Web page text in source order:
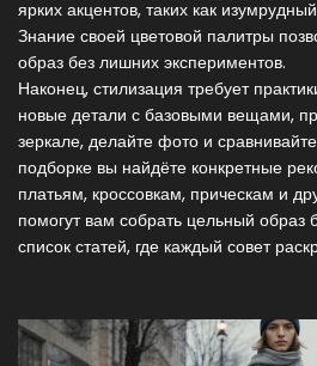
ярких акцентов, таких как
Знание своей цветовой палитры
образ без лишних экспериментов.
Наконец, стилизация требует
новые детали с базовыми вещами,
зеркале, делайте фото и
подборке вы найдёте конкретные
платьям, кроссовкам, прическам и
помогут вам собрать цельный
список статей, где каждый совет